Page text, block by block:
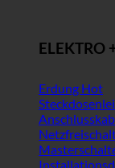
ELEKTRO
Erdung